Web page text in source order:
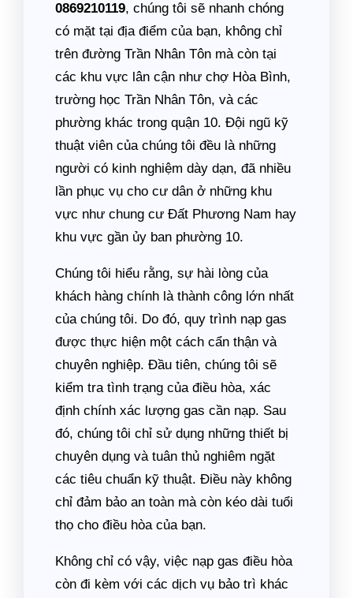
0869210119, chúng tôi sẽ nhanh chóng
có mặt tại địa điểm của bạn, không chỉ
trên đường Trần Nhân Tôn mà còn tại
các khu vực lân cận như chợ Hòa Bình,
trường học Trần Nhân Tôn, và các
phường khác trong quận 10. Đội ngũ kỹ
thuật viên của chúng tôi đều là những
người có kinh nghiệm dày dạn, đã nhiều
lần phục vụ cho cư dân ở những khu
vực như chung cư Đất Phương Nam hay
khu vực gần ủy ban phường 10.
Chúng tôi hiểu rằng, sự hài lòng của
khách hàng chính là thành công lớn nhất
của chúng tôi. Do đó, quy trình nạp gas
được thực hiện một cách cẩn thận và
chuyên nghiệp. Đầu tiên, chúng tôi sẽ
kiểm tra tình trạng của điều hòa, xác
định chính xác lượng gas cần nạp. Sau
đó, chúng tôi chỉ sử dụng những thiết bị
chuyên dụng và tuân thủ nghiêm ngặt
các tiêu chuẩn kỹ thuật. Điều này không
chỉ đảm bảo an toàn mà còn kéo dài tuổi
thọ cho điều hòa của bạn.
Không chỉ có vậy, việc nạp gas điều hòa
còn đi kèm với các dịch vụ bảo trì khác